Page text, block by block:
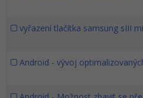
vyřazení tlačítka samsung sIII
Android - vývoj